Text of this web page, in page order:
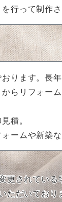
行って制作
ります。長
らリフォー
積。
ームや新築
更されている
ただいており